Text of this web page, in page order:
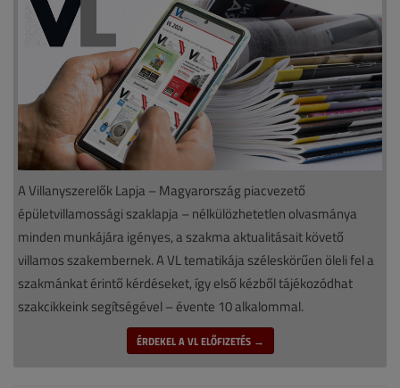
A Villanyszerelők Lapja – Magyarország piacvezető
épületvillamossági szaklapja – nélkülözhetetlen olvasmánya
minden munkájára igényes, a szakma aktualitásait követő
villamos szakembernek. A VL tematikája széleskörűen öleli fel a
szakmánkat érintő kérdéseket, így első kézből tájékozódhat
szakcikkeink segítségével – évente 10 alkalommal.
ÉRDEKEL A VL ELŐFIZETÉS →